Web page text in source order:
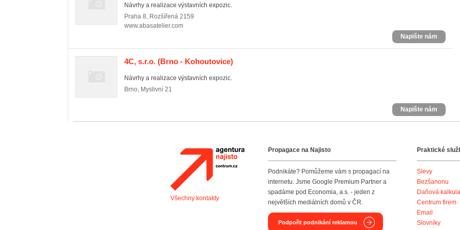
Návrhy a realizace výstavních expozic.
Praha 8, Rozšířená 2159
www.abasatelier.com
Napište nám
4C, s.r.o. (Brno - Kohoutovice)
Návrhy a realizace výstavních expozic.
Brno, Myslivní 21
Napište nám
Agentura Najisto
Všechny kontakty
Propagace na Najisto
Podnikáte? Pomůžeme vám s propagací na
internetu. Jsme Google Premium Partner a
spadáme pod Economia, a.s. - jeden z
největších mediálních domů v ČR.
Podpořit podnikání reklamou
Praktické
Slevy
Bezšanonu
Daňová
Centrum firem
Email
Slovníky